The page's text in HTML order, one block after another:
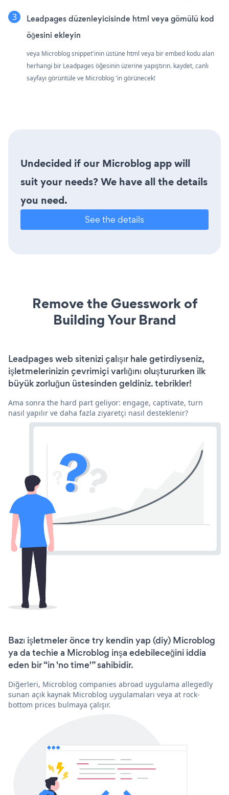
Leadpages düzenleyicisinde html veya gömülü kod
öğesini ekleyin
veya Microblog snippet'inin üstüne html veya bir embed kodu alan
herhangi bir Leadpages öğesinin üzerine yapıştırın. kaydet, canlı
sayfayı görüntüle ve Microblog 'in görünecek!
Undecided if our Microblog app will
suit your needs? We have all the details
you need.
See the details
Remove the Guesswork of
Building Your Brand
Leadpages web sitenizi çalışır hale getirdiyseniz,
işletmelerinizin çevrimiçi varlığını oluştururken ilk
büyük zorluğun üstesinden geldiniz. tebrikler!
Ama sonra the hard part geliyor: engage, captivate, turn
nasıl yapılır ve daha fazla ziyaretçi nasıl desteklenir?
Bazı işletmeler önce try kendin yap (diy) Microblog
ya da techie a Microblog inşa edebileceğini iddia
eden bir “in 'no time'” sahibidir.
Diğerleri, Microblog companies abroad uygulama allegedly
sunan açık kaynak Microblog uygulamaları veya at rock-
bottom prices bulmaya çalışır.